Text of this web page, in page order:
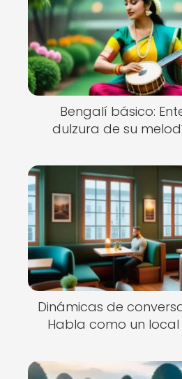
Bengalí básico:
dulzura de su
Dinámicas de
Habla como un